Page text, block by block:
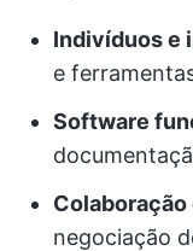
Indivíduos e
e
Software
negociação